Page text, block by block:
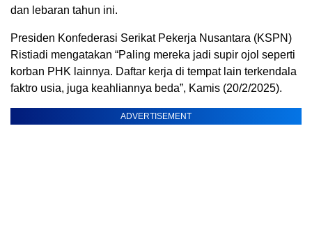
dan lebaran tahun ini.
Presiden Konfederasi Serikat Pekerja Nusantara (KSPN)
Ristiadi mengatakan “Paling mereka jadi supir ojol seperti
korban PHK lainnya. Daftar kerja di tempat lain terkendala
faktro usia, juga keahliannya beda”, Kamis (20/2/2025).
ADVERTISEMENT